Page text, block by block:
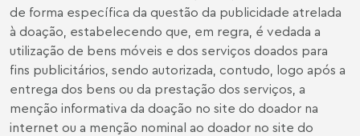
de forma específica da questão da publicidade atrelada
à doação, estabelecendo que, em regra, é vedada a
utilização de bens móveis e dos serviços doados para
fins publicitários, sendo autorizada, contudo, logo após a
entrega dos bens ou da prestação dos serviços, a
menção informativa da doação no site do doador na
internet ou a menção nominal ao doador no site do